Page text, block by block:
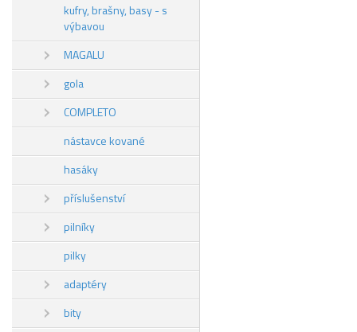
kufry, brašny, basy - s
výbavou
MAGALU
gola
COMPLETO
nástavce kované
hasáky
příslušenství
pilníky
pilky
adaptéry
bity